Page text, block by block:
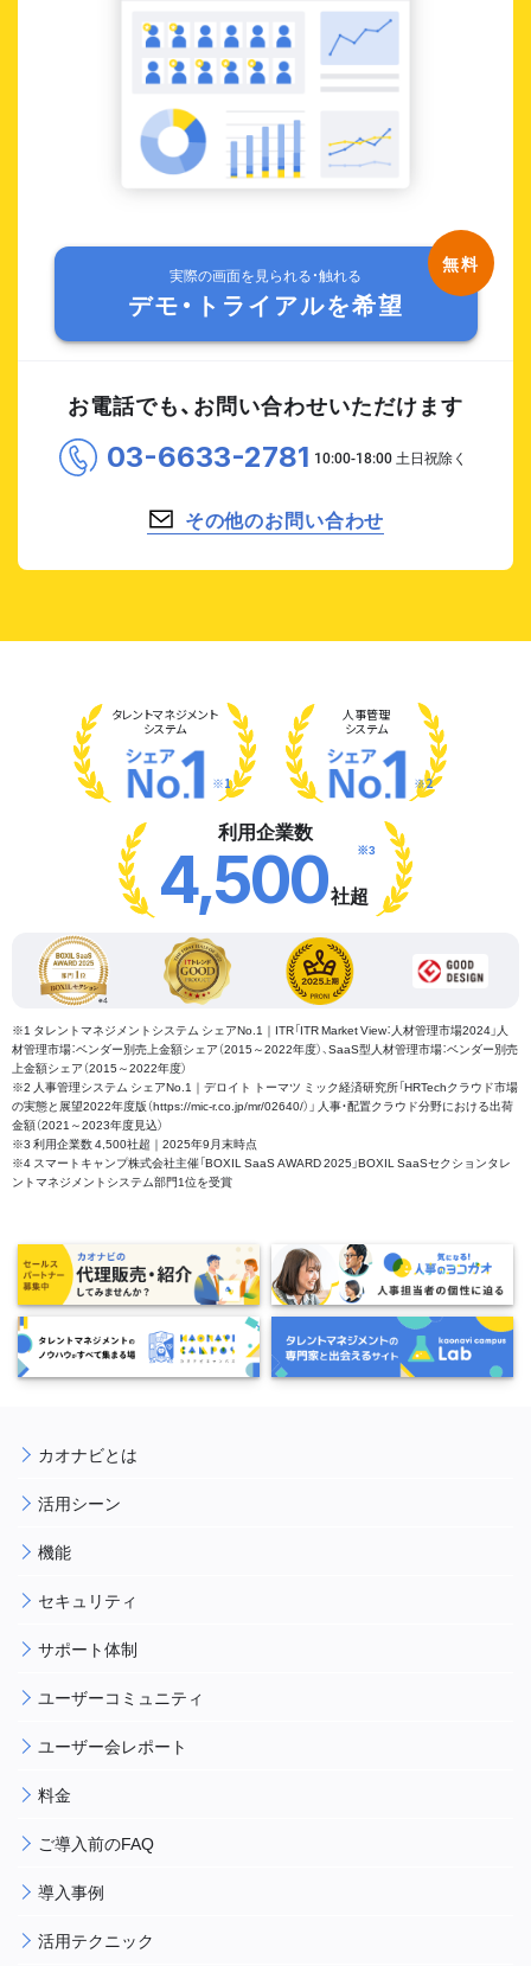
実際の画面を見られる・触れる
デモ・トライアルを希望
お電話でも、お問い合わせいただけます
03-6633-2781
その他のお問い合わせ
タレントマネジメント
システム
※1
人事管理
システム
※2
利用企業数
4,500社超
※3
※1 タレントマネジメントシステム シェアNo.1｜ITR「ITR Market View：人材管理市場2024」人
材管理市場：ベンダー別売上金額シェア（2015～2022年度）、SaaS型人材管理市場：ベンダー別売
上金額シェア（2015～2022年度）
※2 人事管理システム シェアNo.1｜デロイト トーマツ ミック経済研究所「HRTechクラウド市場
の実態と展望2022年度版（https://mic-r.co.jp/mr/02640/）」 人事・配置クラウド分野における出荷
金額（2021～2023年度見込）
※3 利用企業数 4,500社超｜2025年9月末時点
※4 スマートキャンプ株式会社主催「BOXIL SaaS AWARD 2025」BOXIL SaaSセクションタレ
ントマネジメントシステム部門1位を受賞
カオナビとは
活用シーン
機能
セキュリティ
サポート体制
ユーザーコミュニティ
ユーザー会レポート
料金
ご導入前のFAQ
導入事例
活用テクニック